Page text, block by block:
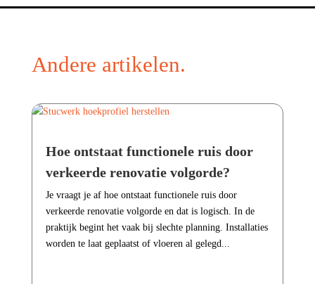
Andere artikelen.
Hoe ontstaat functionele ruis door
verkeerde renovatie volgorde?
Je vraagt je af hoe ontstaat functionele ruis door
verkeerde renovatie volgorde en dat is logisch.​ In de
praktijk begint het vaak bij slechte planning.​ Installaties
worden te laat geplaatst of vloeren al gelegd...